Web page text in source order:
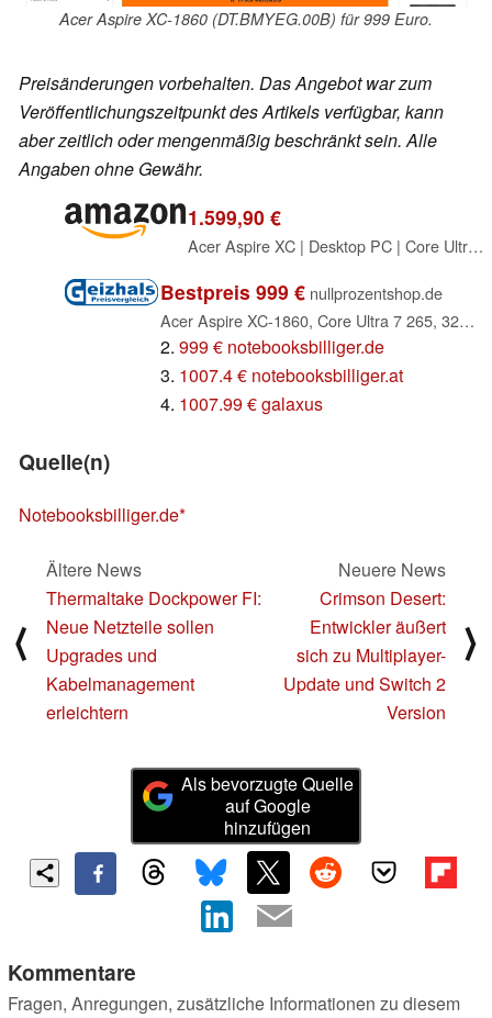
Acer Aspire XC-1860 (DT.BMYEG.00B) für 999 Euro.
Preisänderungen vorbehalten. Das Angebot war zum
Veröffentlichungszeitpunkt des Artikels verfügbar, kann
aber zeitlich oder mengenmäßig beschränkt sein. Alle
Angaben ohne Gewähr.
1.599,90 €
Acer Aspire XC | Desktop PC | Core Ultra 7 | 32GB/3TB
Bestpreis 999 € nullprozentshop.de
Acer Aspire XC-1860, Core Ultra 7 265, 32GB RAM, 1TB SSD (DT.BMYEG.00B)
2. 999 € notebooksbilliger.de
3. 1007.4 € notebooksbilliger.at
4. 1007.99 € galaxus
Quelle(n)
Notebooksbilliger.de
⟨
Ältere News
Thermaltake Dockpower FI:
Neue Netzteile sollen
Upgrades und
Kabelmanagement
erleichtern
Neuere News
Crimson Desert:
Entwickler äußert
sich zu Multiplayer-
Update und Switch 2
Version
⟩
Als bevorzugte Quelle
auf Google
hinzufügen
Kommentare
Fragen, Anregungen, zusätzliche Informationen zu diesem